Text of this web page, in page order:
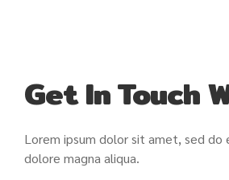
Get In Touch
Lorem ipsum dolor sit amet, sed
dolore magna aliqua.